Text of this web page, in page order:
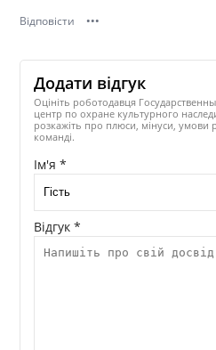
Відповісти •••
Додати відгук
Оцініть роботодавця
центр по охране культурного
розкажіть про плюси, мінуси, умови
команді.
Ім'я *
Відгук *